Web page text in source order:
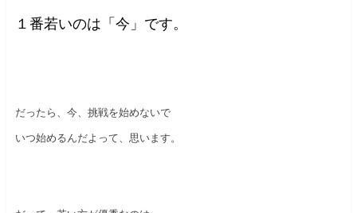
１番若いのは「今」です。
だったら、今、挑戦を始めないで
いつ始めるんだよって、思います。